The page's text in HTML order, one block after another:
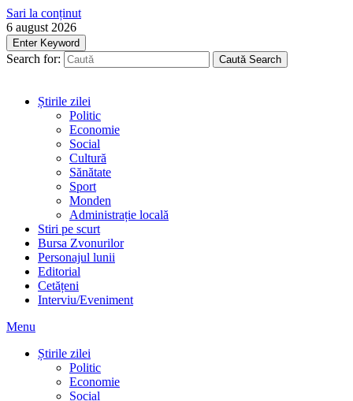
Sari la conținut
6 august 2026
Enter Keyword
Search for: Caută Search
Știrile zilei
Politic
Economie
Social
Cultură
Sănătate
Sport
Monden
Administrație locală
Stiri pe scurt
Bursa Zvonurilor
Personajul lunii
Editorial
Cetățeni
Interviu/Eveniment
Menu
Știrile zilei
Politic
Economie
Social